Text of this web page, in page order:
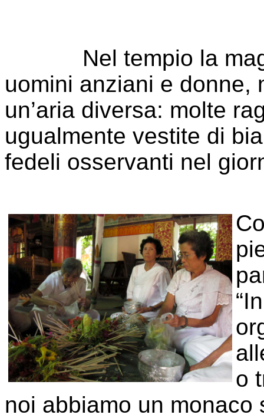
Nel tempio la
uomini anziani e donne,
un’aria diversa: molte
ugualmente vestite di
fedeli osservanti nel
o
noi abbiamo un monaco